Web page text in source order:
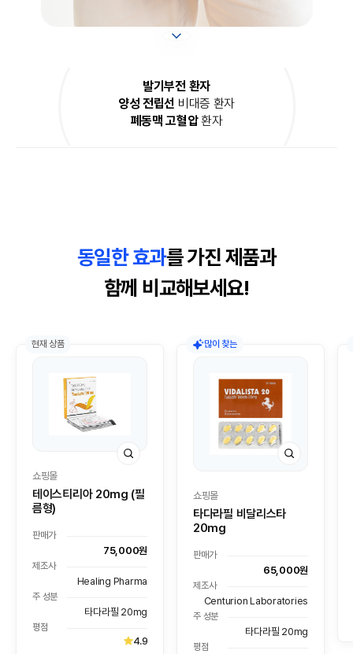
발기부전 환자
양성 전립선 비대증 환자
폐동맥 고혈압환자
동일한 효과를 가진 제품과
함께 비교해보세요!
현재 상품
쇼핑몰
테이스티리아 20mg (필
름형)
판매가
75,000원
제조사
Healing Pharma
주 성분
타다라필 20mg
평점
4.9
많이 찾는
쇼핑몰
타다라필 비달리스타
20mg
판매가
65,000원
제조사
Centurion Laboratories
주 성분
타다라필 20mg
평점